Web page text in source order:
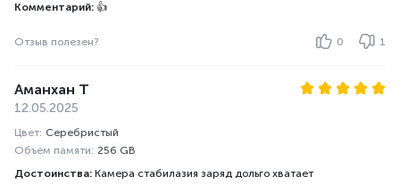
Комментарий: 👍
Отзыв полезен? 0 1
Аманхан Т
12.05.2025
Цвет: Серебристый
Объем памяти: 256 GB
Достоинства: Камера стабилазия заряд дольго хватает